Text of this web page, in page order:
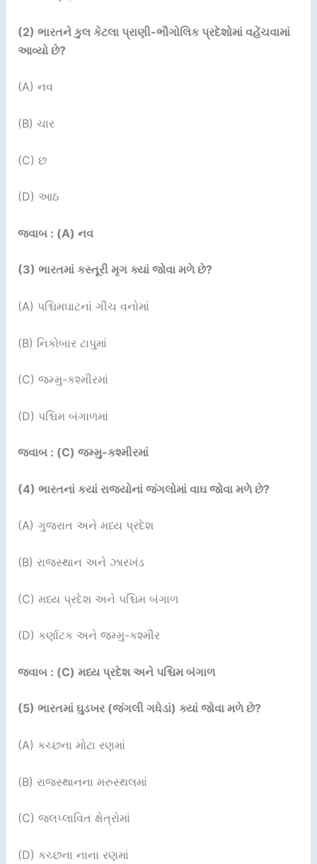
(2) ભારતને કુલ કેટલા પ્રાણી-ભૌગોલિક પ્રદેશોમાં વહેંચવામાં
આવ્યો છે?
(A) નવ
(B) ચાર
(C) છ
(D) આઠ
જવાબ : (A) નવ
(3) ભારતમાં કસ્તૂરી મૃગ ક્યાં જોવા મળે છે?
(A) પશ્ચિમઘાટનાં ગીચ વનોમાં
(B) નિકોબાર ટાપુમાં
(C) જમ્મુ-કશ્મીરમાં
(D) પશ્ચિમ બંગાળમાં
જવાબ : (C) જમ્મુ-કશ્મીરમાં
(4) ભારતનાં કયાં રાજ્યોનાં જંગલોમાં વાઘ જોવા મળે છે?
(A) ગુજરાત અને મધ્ય પ્રદેશ
(B) રાજસ્થાન અને ઝારખંડ
(C) મધ્ય પ્રદેશ અને પશ્ચિમ બંગાળ
(D) કર્ણાટક અને જમ્મુ-કશ્મીર
જવાબ : (C) મધ્ય પ્રદેશ અને પશ્ચિમ બંગાળ
(5) ભારતમાં ઘુડખર (જંગલી ગધેડાં) ક્યાં જોવા મળે છે?
(A) કચ્છના મોટા રણમાં
(B) રાજસ્થાનના મરુસ્થલમાં
(C) જલપ્લાવિત ક્ષેત્રોમાં
(D) કચ્છના નાના રણમાં